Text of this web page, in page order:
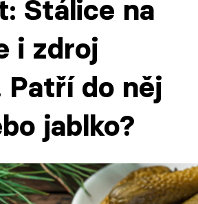
Stálice na
i zdroj
Patří do něj
jablko?